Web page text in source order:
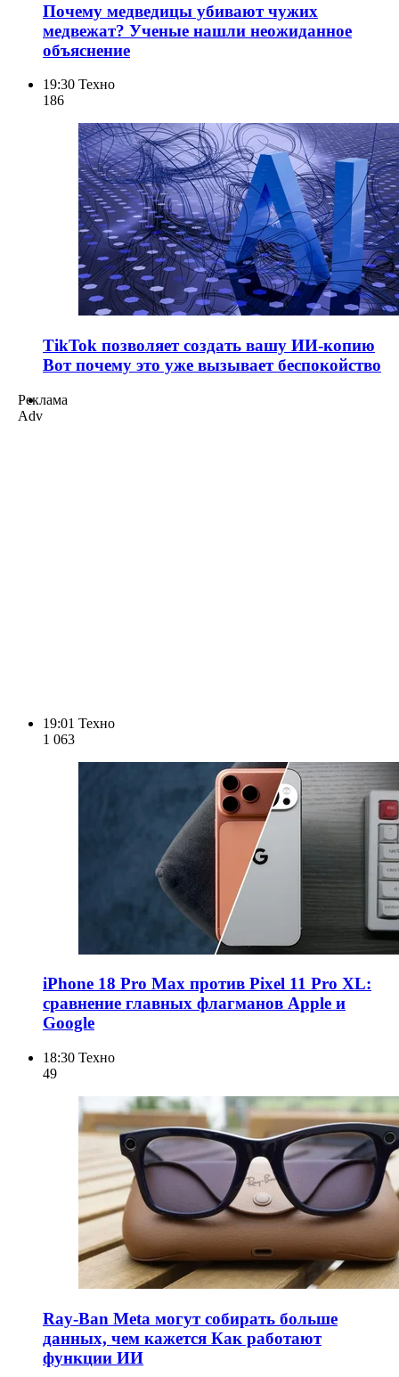
Почему медведицы убивают чужих
медвежат? Ученые нашли неожиданное
объяснение
19:30 Техно
186
TikTok позволяет создать вашу ИИ-копию
Вот почему это уже вызывает беспокойство
Реклама
Adv
19:01 Техно
1 063
iPhone 18 Pro Max против Pixel 11 Pro XL:
сравнение главных флагманов Apple и
Google
18:30 Техно
49
Ray-Ban Meta могут собирать больше
данных, чем кажется Как работают
функции ИИ